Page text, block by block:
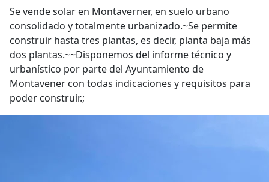
Se vende solar en Montaverner, en suelo urbano
consolidado y totalmente urbanizado.~Se permite
construir hasta tres plantas, es decir, planta baja más
dos plantas.~~Disponemos del informe técnico y
urbanístico por parte del Ayuntamiento de
Montavener con todas indicaciones y requisitos para
poder construir.;